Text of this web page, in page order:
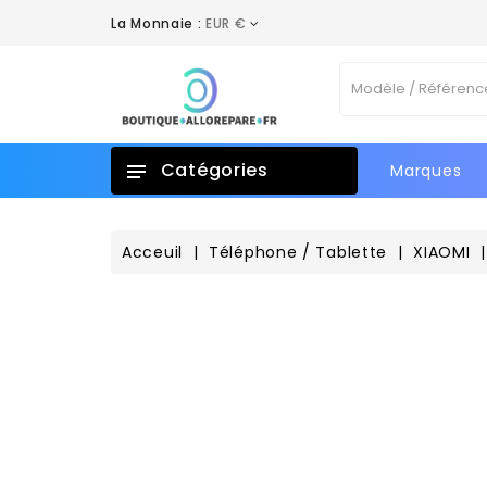
La Monnaie : EUR €
Catégories Marques
Acceuil Téléphone / Tablette XIAOMI